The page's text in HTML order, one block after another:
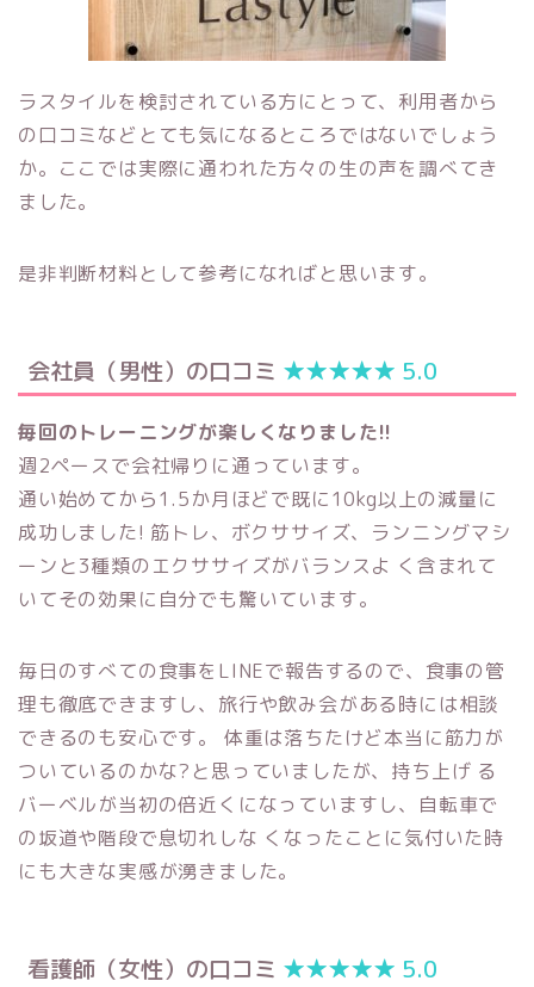
ラスタイルを検討されている方にとって、利用者から
の口コミなどとても気になるところではないでしょう
か。ここでは実際に通われた方々の生の声を調べてき
ました。
是非判断材料として参考になればと思います。
会社員（男性）の口コミ ★★★★★ 5.0
毎回のトレーニングが楽しくなりました!!
週2ペースで会社帰りに通っています。
通い始めてから1.5か月ほどで既に10kg以上の減量に
成功しました! 筋トレ、ボクササイズ、ランニングマシ
ーンと3種類のエクササイズがバランスよ く含まれて
いてその効果に自分でも驚いています。
毎日のすべての食事をLINEで報告するので、食事の管
理も徹底できますし、旅行や飲み会がある時には相談
できるのも安心です。 体重は落ちたけど本当に筋力が
ついているのかな?と思っていましたが、持ち上げ る
バーベルが当初の倍近くになっていますし、自転車で
の坂道や階段で息切れしな くなったことに気付いた時
にも大きな実感が湧きました。
看護師（女性）の口コミ ★★★★★ 5.0